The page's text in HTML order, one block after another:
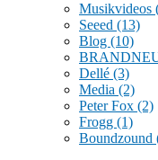
Musikvideos
Seeed (13)
Blog (10)
Dellé (3)
Media (2)
Peter Fox (2)
Frogg (1)
Boundzound